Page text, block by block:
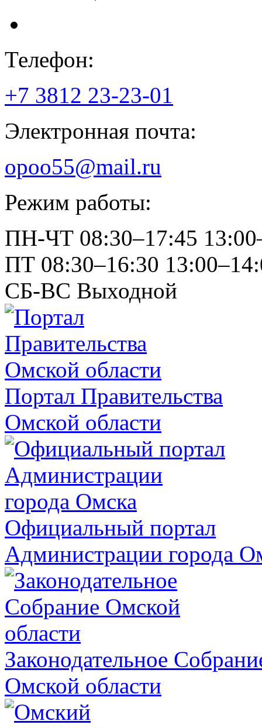
Телефон:
+7 3812 23-23-01
Электронная почта:
opoo55@mail.ru
Режим работы:
ПН-ЧТ 08:30–17:45
ПТ 08:30–16:30
СБ-ВС Выходной
Портал Правительства
Омской области
Официальный портал
Администрации города
Законодательное
Омской области